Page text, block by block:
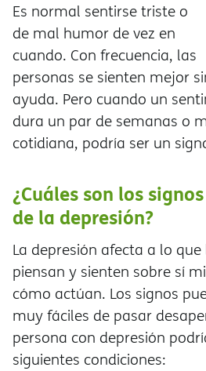
Es normal sentirse triste o
de mal humor de vez en
cuando. Con frecuencia, las
personas se sienten mejor
ayuda. Pero cuando un
dura un par de semanas o
cotidiana, podría ser un
¿Cuáles son los
de la depresión?
La depresión afecta a lo
piensan y sienten sobre sí
cómo actúan. Los signos
muy fáciles de pasar
persona con depresión
siguientes condiciones: